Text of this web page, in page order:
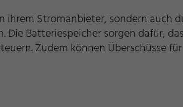
Stromanbieter, sondern auch
Batteriespeicher sorgen dafür,
Zudem können Überschüsse